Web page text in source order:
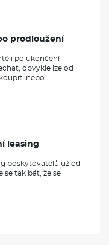
prodloužení
po ukončení
obvykle lze od
nebo
leasing
poskytovatelů už od
se tak bát, že se